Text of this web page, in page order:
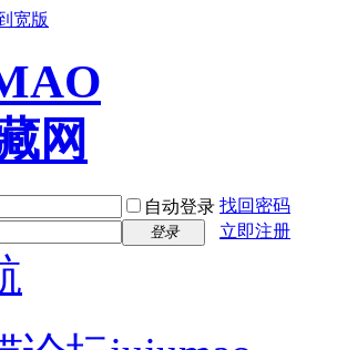
宽版
自动登录 找回密码
登录 立即注册